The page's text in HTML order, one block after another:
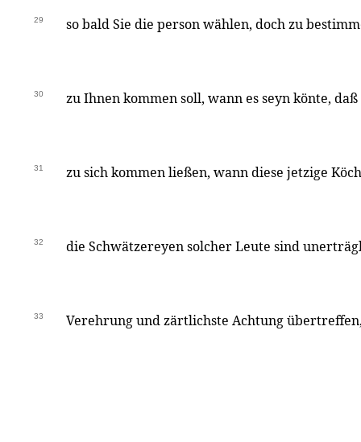
29 so bald Sie die person wählen, doch zu
30 zu Ihnen kommen soll, wann es seyn könte,
31 zu sich kommen ließen, wann diese jetzige
32 die Schwätzereyen solcher Leute sind
33 Verehrung und zärtlichste Achtung